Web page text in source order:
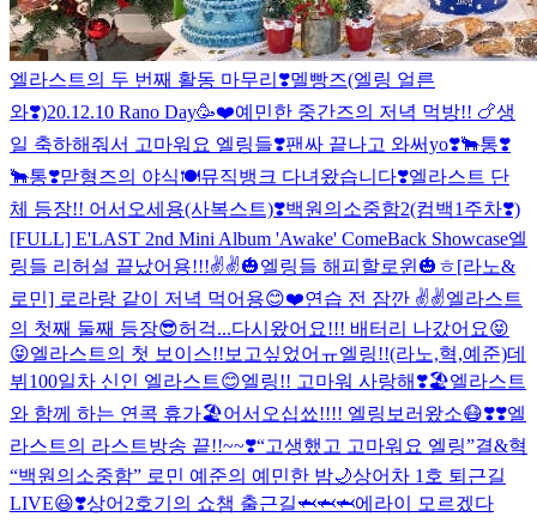
엘라스트의 두 번째 활동 마무리❣️멜빵즈(엘링 얼른
와❣️)20.12.10 Rano Day🥳❤️예민한 중간즈의 저녁 먹방!! 🍗생
일 축하해줘서 고마워요 엘링들❣️팬싸 끝나고 와써yo❣️🐂통❣️
🐂통❣️맏형즈의 야식🍽뮤직뱅크 다녀왔습니다❣️엘라스트 단
체 등장!! 어서오세용(사복스트)❣️백원의소중함2(컴백1주차❣️)
[FULL] E'LAST 2nd Mini Album 'Awake' ComeBack Showcase엘
링들 리허설 끝났어용!!!✌️✌️🎃엘링들 해피할로윈🎃ㅎ[라노&
로민] 로라랑 같이 저녁 먹어용😊❤️연습 전 잠깐 ✌️✌️엘라스트
의 첫째 둘째 등장😎허걱...다시왔어요!!! 배터리 나갔어요😝
😝엘라스트의 첫 보이스!!보고싶었어ㅠ엘링!!(라노,혁,예준)데
뷔100일차 신인 엘라스트😊엘링!! 고마워 사랑해❣️🏖엘라스트
와 함께 하는 연콕 휴가🏖어서오십쑈!!!! 엘링보러왔소😷❣️❣️엘
라스트의 라스트방송 끝!!~~❣️“고생했고 고마워요 엘링”결&혁
“백원의소중함” 로민 예준의 예민한 밤🌙상어차 1호 퇴근길
LIVE😆❣️상어2호기의 쇼챔 출근길🦈🦈🦈에라이 모르겠다